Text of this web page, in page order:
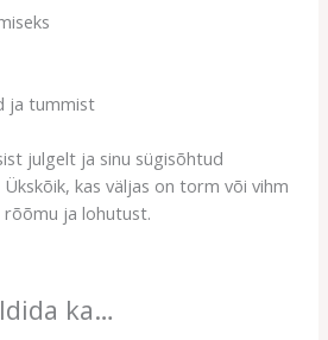
ja tummist
julgelt ja sinu sügisõhtud
kas väljas on torm või vihm
rõõmu ja lohutust.
ka…